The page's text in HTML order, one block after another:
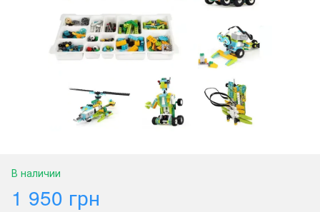
В наличии
1 950 грн